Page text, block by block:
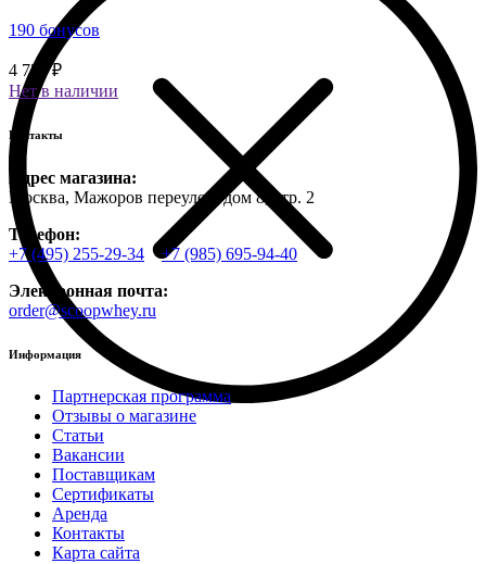
190 бонусов
4 750 ₽
Нет в наличии
Контакты
Адрес магазина:
Москва, Мажоров переулок, дом 8, стр. 2
Телефон:
+7 (495) 255-29-34
+7 (985) 695-94-40
Электронная почта:
order@scoopwhey.ru
Информация
Партнерская программа
Отзывы о магазине
Статьи
Вакансии
Поставщикам
Сертификаты
Аренда
Контакты
Карта сайта